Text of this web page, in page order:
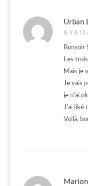
Urban
IL Y A 13
Bonsoir
Les
Mais je
Je vais
je n’ai
J’ai liké
Voilà,
Marion